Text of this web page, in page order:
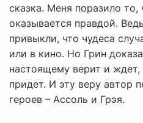
сказка. Меня поразило то,
оказывается правдой.
привыкли, что чудеса
или в кино. Но Грин
настоящему верит и ждет,
придет. И эту веру автор
героев – Ассоль и Грэя.